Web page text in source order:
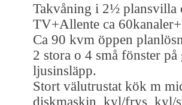
Takvåning i 2½ plansvilla
TV+Allente ca
Ca 90 kvm öppen
2 stora o 4 små fönster
ljusinsläpp.
Stort välutrustat kök m
diskmaskin, kyl/frys, kyl/